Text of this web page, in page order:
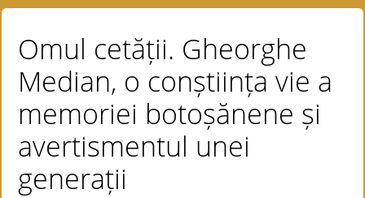
Omul cetății. Gheorghe
Median, o conștiința vie a
memoriei botoșănene și
avertismentul unei
generații